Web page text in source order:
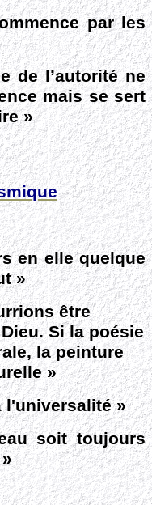
par les
de l’autorité ne
mais se sert
»
en elle quelque
»
être
Si la poésie
la peinture
»
l'universalité »
soit toujours